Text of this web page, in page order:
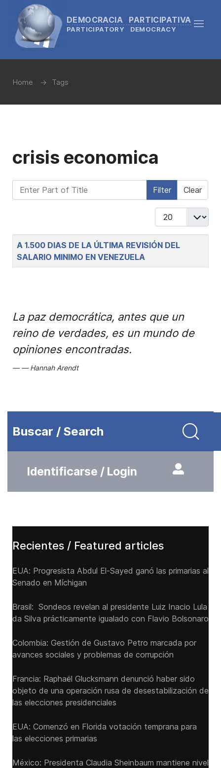
DEMOCRACIA PARTICIPATIVA
PARTICIPATORY DEMOCRACY
Home Tags
crisis economica
Enter Part of Title Filter Clear
Display #
Title
A 1.500 DIAS DE LA ÚLTIMA REVISIÓN DEL
SALARIO MINIMO EN VENEZUELA
La paz democrática, antes que un
reino de verdades, es un mundo de
opiniones encontradas.
Hannah Arendt
Buscar / Search
Identificarse / Login
Recientes / Featured articles
EUA: Progresista Abdul El-Sayed ganó las primarias al
Senado ‌en Míchigan
Brasil: Sondeos revelan al presidente Luiz Inacio Lula
da Silva prácticamente igualado con Flavio Bolsonaro
Colombia: Gestión de Gustavo Petro marcada por
avances sociales y problemas de corrupción
Francia: Raphaël Glucksmann denunció haber sido
objeto de una operación rusa de desestabilización de
las elecciones presidenciales
EUA: Comenzó en Florida votación temprana para
las elecciones primarias
México: Presidenta Claudia Sheinbaum mantiene nivel